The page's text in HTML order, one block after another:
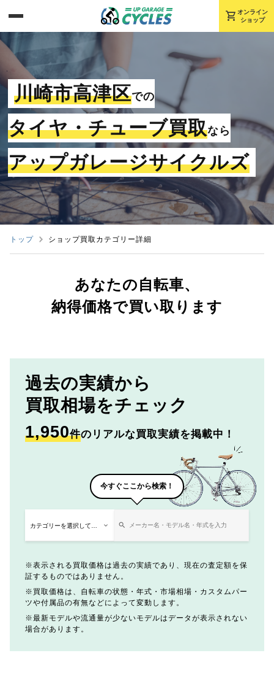
shopping_cart オンライン
ショップ
川崎市高津区での
タイヤ・チューブ買取なら
アップガレージサイクルズ
トップ ショップ買取カテゴリー詳細
あなたの自転車、
納得価格で買い取ります
過去の実績から
買取相場をチェック
1,950件のリアルな買取実績を掲載中！
今すぐここから検索！
表示される買取価格は過去の実績であり、現在の査定額を保
証するものではありません。
買取価格は、自転車の状態・年式・市場相場・カスタムパー
ツや付属品の有無などによって変動します。
最新モデルや流通量が少ないモデルはデータが表示されない
場合があります。